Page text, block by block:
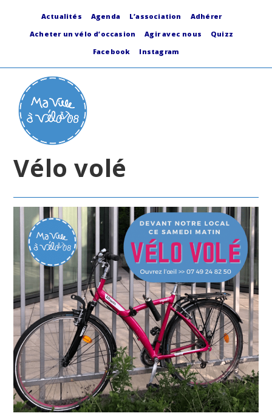
Actualités Agenda L’association
Adhérer
Acheter un vélo d’occasion
Agir avec nous
Quizz
Facebook
Instagram
Vélo volé